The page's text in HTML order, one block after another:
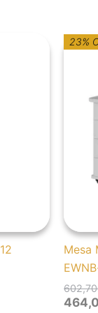
23%
Mesa
602,70